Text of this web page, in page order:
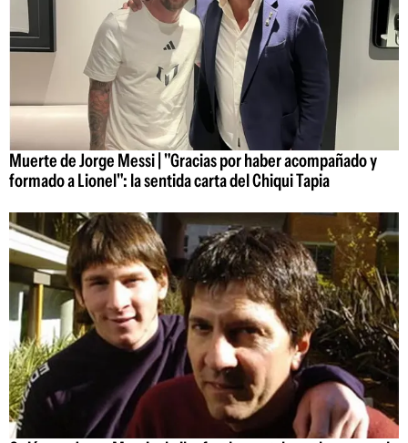
Muerte de Jorge Messi | "Gracias por haber acompañado y
formado a Lionel": la sentida carta del Chiqui Tapia